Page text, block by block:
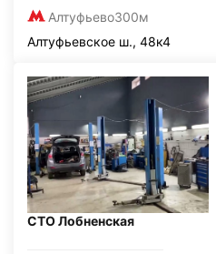
Алтуфьево300м
Алтуфьевское ш., 48к4
СТО Лобненская